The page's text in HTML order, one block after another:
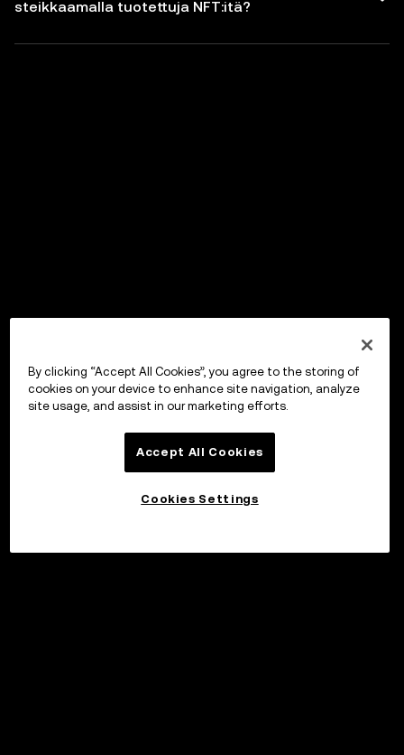
steikkaamalla tuotettuja NFT:itä?
By clicking “Accept All Cookies”, you agree to the storing of
cookies on your device to enhance site navigation, analyze
site usage, and assist in our marketing efforts.
Accept All Cookies
Cookies Settings